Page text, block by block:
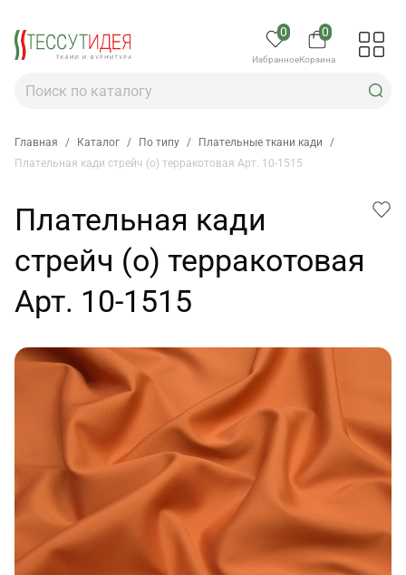
0
Избранное
0
Корзина
Главная / Каталог / По типу / Плательные ткани кади
/
Плательная кади стрейч (о) терракотовая Арт. 10-1515
Плательная кади
стрейч (о) терракотовая
Арт. 10-1515